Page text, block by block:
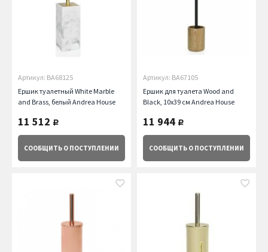
Артикул: BA68125
Ершик туалетный White Marble
and Brass, белый Andrea House
11 512 руб.
СООБЩИТЬ О ПОСТУПЛЕНИИ
Артикул: BA67105
Ершик для туалета Wood and
Black, 10х39 см Andrea House
11 944 руб.
СООБЩИТЬ О ПОСТУПЛЕНИИ